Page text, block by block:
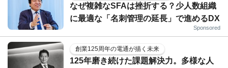
なぜ複雑なSFAは挫折する？少人数組織
に最適な「名刺管理の延長」で進めるDX
Sponsored
創業125周年の電通が描く未来
125年磨き続けた課題解決力。多様な人